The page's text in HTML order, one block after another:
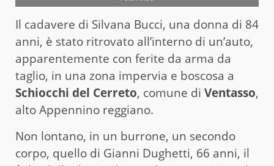
Il cadavere di Silvana Bucci, una donna di 84
anni, è stato ritrovato all’interno di un’auto,
apparentemente con ferite da arma da
taglio, in una zona impervia e boscosa a
Schiocchi del Cerreto, comune di Ventasso,
alto Appennino reggiano.
Non lontano, in un burrone, un secondo
corpo, quello di Gianni Dughetti, 66 anni, il